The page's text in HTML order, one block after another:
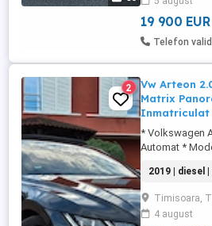
condus Cutie
pentru fiabilitate
19 900 EUR
Telefon
2
Vw Arteon
Matrix
Inmatriculat
* Volkswagen
Automat *
mai noua
din fata)
Bord digital
Assist *Front
2019 | diesel
Timisoara,
4 august